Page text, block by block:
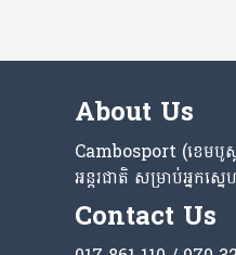
About Us
Cambosport (ខេមបូ
អន្តរជាតិ សម្រាប់អ្នកស្ន
Contact Us